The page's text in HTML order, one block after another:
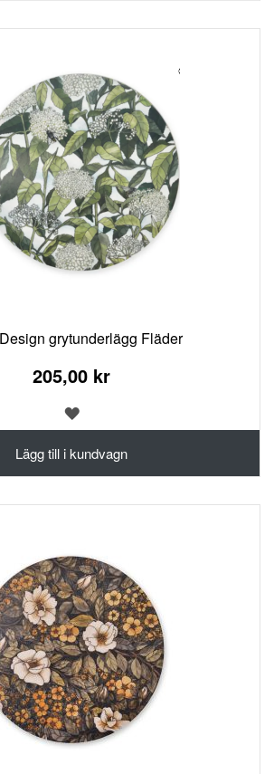
grytunderlägg Fläder
205,00 kr
Lägg till i kundvagn
LÄGG
TILL
ÖNSKELISTA